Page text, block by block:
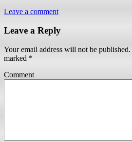
Leave a comment
Leave a Reply
Your email address will not be published.
marked *
Comment